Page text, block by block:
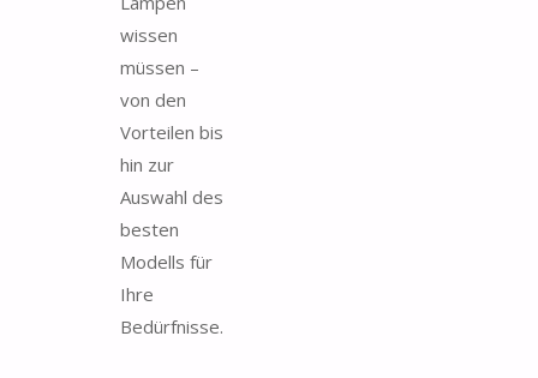
wissen
müssen –
von den
Vorteilen bis
hin zur
Auswahl des
besten
Modells für
Ihre
Bedürfnisse.